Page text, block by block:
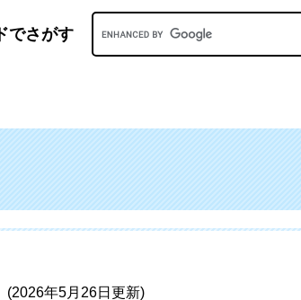
Googleカスタム検索
2026年5月26日更新